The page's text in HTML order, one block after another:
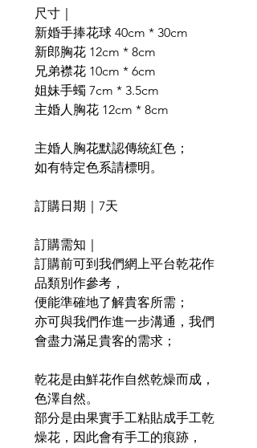
尺寸｜
新婚手捧花球 40cm * 30cm
新郎胸花 12cm * 8cm
兄弟襟花 10cm * 6cm
姐妹手蠋 7cm * 3.5cm
主婚人胸花 12cm * 8cm
主婚人胸花默認傳統紅色；
如有特定色系請標明。
訂購日期｜7天
訂購需知｜
訂購前可到我們網上平台乾花作
品類別作參考，
便能準確地了解貴客所需；
亦可與我們作進一步溝通，我們
會盡力滿足貴客的需求；
乾花是由鮮花作自然乾燥而成，
色澤自然。
部分是由果實手工粘貼成手工乾
燥花，因此會有手工的痕跡，